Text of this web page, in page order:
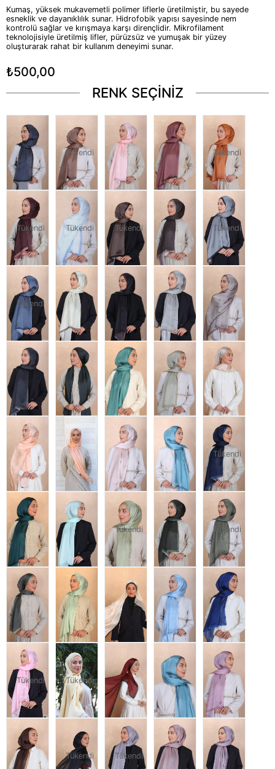
Kumaş, yüksek mukavemetli polimer liflerle üretilmiştir, bu sayede
esneklik ve dayanıklılık sunar. Hidrofobik yapısı sayesinde nem
kontrolü sağlar ve kırışmaya karşı dirençlidir. Mikrofilament
teknolojisiyle üretilmiş lifler, pürüzsüz ve yumuşak bir yüzey
oluşturarak rahat bir kullanım deneyimi sunar.
₺500,00
RENK SEÇİNİZ
Tükendi Tükendi
Tükendi Tükendi Tükendi Tükendi
Tükendi
Tükendi
Tükendi Tükendi
Tükendi Tükendi
Tükendi Tükendi